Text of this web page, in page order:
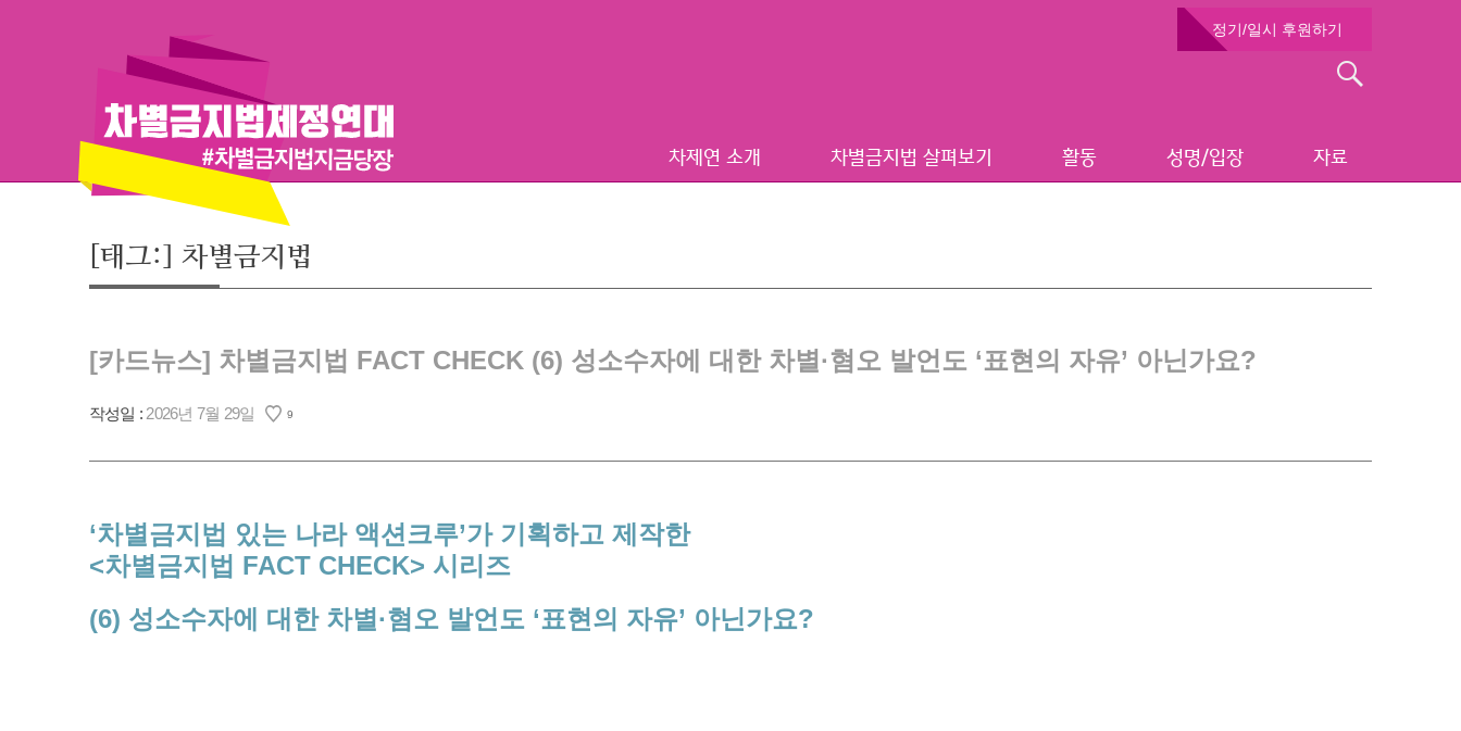
정기/일시 후원하기
차제연 소개 차별금지법 살펴보기 활동 성명/입장 자료
[태그:] 차별금지법
[카드뉴스] 차별금지법 FACT CHECK (6) 성소수자에 대한 차별·혐오 발언도 ‘표현의 자유’ 아닌가요?
작성일 : 2026년 7월 29일 9
‘차별금지법 있는 나라 액션크루’가 기획하고 제작한
<차별금지법 FACT CHECK> 시리즈
(6) 성소수자에 대한 차별·혐오 발언도 ‘표현의 자유’ 아닌가요?